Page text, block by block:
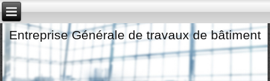
Entreprise Générale de travaux de bâtiment